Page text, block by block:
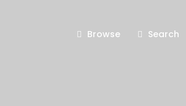
Browse Search